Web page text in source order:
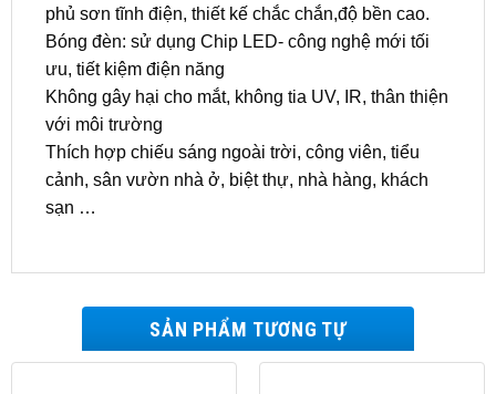
phủ sơn tĩnh điện, thiết kế chắc chắn,độ bền cao.
Bóng đèn: sử dụng Chip LED- công nghệ mới tối
ưu, tiết kiệm điện năng
Không gây hại cho mắt, không tia UV, IR, thân thiện
với môi trường
Thích hợp chiếu sáng ngoài trời, công viên, tiểu
cảnh, sân vườn nhà ở, biệt thự, nhà hàng, khách
sạn …
SẢN PHẨM TƯƠNG TỰ